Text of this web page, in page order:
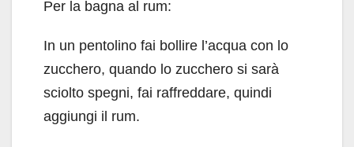
Per la bagna al rum:
In un pentolino fai bollire l’acqua con lo
zucchero, quando lo zucchero si sarà
sciolto spegni, fai raffreddare, quindi
aggiungi il rum.